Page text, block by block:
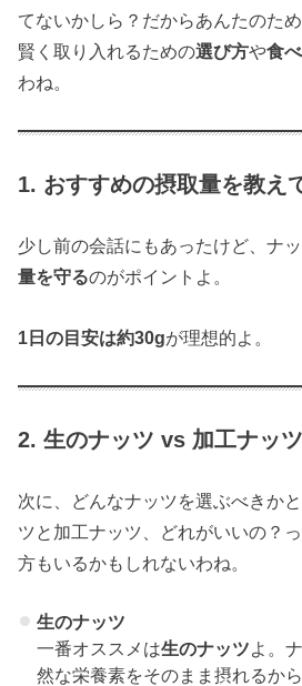
てないかしら？だからあんたのた
賢く取り入れるための選び方や食
わね。
1. おすすめの摂取量を教え
少し前の会話にもあったけど、ナ
量を守るのがポイントよ。
1日の目安は約30gが理想的よ。
2. 生のナッツ vs 加工ナッツ
次に、どんなナッツを選ぶべきか
ツと加工ナッツ、どれがいいの？
方もいるかもしれないわね。
生のナッツ
一番オススメは生のナッツ よ。
然な栄養素をそのまま摂れるか